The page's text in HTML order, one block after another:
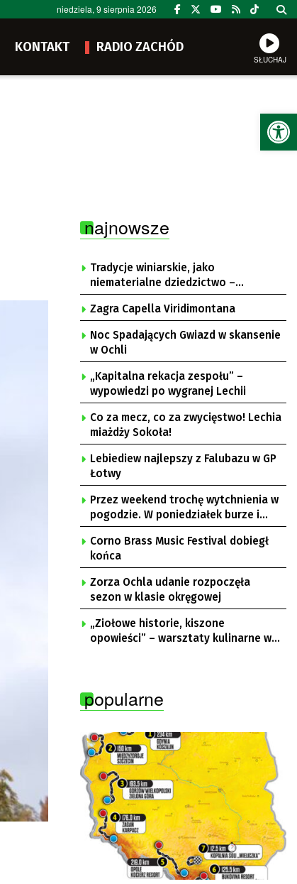
niedziela, 9 sierpnia 2026
KONTAKT RADIO ZACHÓD
SŁUCHAJ
najnowsze
Tradycje winiarskie, jako
niematerialne dziedzictwo –
konsultacje i projekt
Zagra Capella Viridimontana
Noc Spadających Gwiazd w skansenie
w Ochli
„Kapitalna rekacja zespołu” –
wypowiedzi po wygranej Lechii
Co za mecz, co za zwycięstwo! Lechia
miażdży Sokoła!
Lebiediew najlepszy z Falubazu w GP
Łotwy
Przez weekend trochę wytchnienia w
pogodzie. W poniedziałek burze i
upał
Corno Brass Music Festival dobiegł
końca
Zorza Ochla udanie rozpoczęła
sezon w klasie okręgowej
„Ziołowe historie, kiszone
opowieści” – warsztaty kulinarne w
popularne